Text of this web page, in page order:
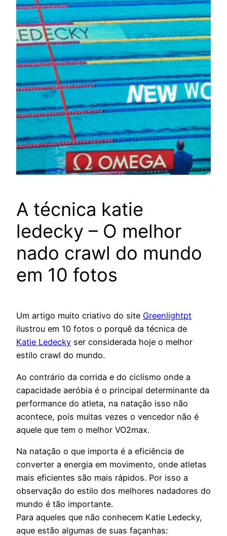
A técnica katie
ledecky – O melhor
nado crawl do mundo
em 10 fotos
Um artigo muito criativo do site Greenlightpt
ilustrou em 10 fotos o porquê da técnica de
Katie Ledecky ser considerada hoje o melhor
estilo crawl do mundo.
Ao contrário da corrida e do ciclismo onde a
capacidade aeróbia é o principal determinante da
performance do atleta, na natação isso não
acontece, pois muitas vezes o vencedor não é
aquele que tem o melhor VO2max.
Na natação o que importa é a eficiência de
converter a energia em movimento, onde atletas
mais eficientes são mais rápidos. Por isso a
observação do estilo dos melhores nadadores do
mundo é tão importante.
Para aqueles que não conhecem Katie Ledecky,
aque estão algumas de suas façanhas: